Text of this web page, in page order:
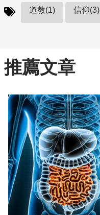
道教(1) 信仰(3)
推薦文章